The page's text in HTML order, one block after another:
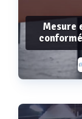
Mesure